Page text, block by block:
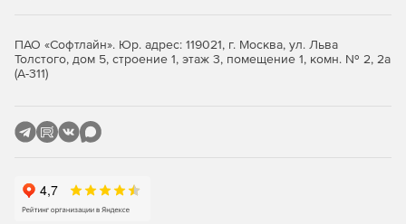
ПАО «Софтлайн». Юр. адрес: 119021, г. Москва, ул. Льва
Толстого, дом 5, строение 1, этаж 3, помещение 1, комн. № 2, 2а
(А-311)